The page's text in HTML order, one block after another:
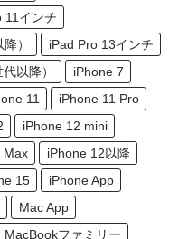
11インチ
）
iPad Pro 13インチ
以降）
iPhone 7
11
iPhone 11 Pro
iPhone 12 mini
Max
iPhone 12以降
15
iPhone App
Mac App
MacBookファミリー